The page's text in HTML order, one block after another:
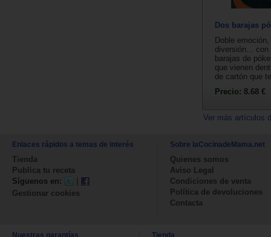
Dos barajas
Doble emoción,
diversión...
barajas de
que vienen
de cartón que
Precio: 8.68 €
Ver más artículos
Enlaces rápidos a temas de interés
Tienda
Publica tu receta
Síguenos en:
|
Gestionar cookies
Sobre laCocinadeMama.net
Quienes somos
Aviso Legal
Condiciones de venta
Política de devoluciones
Contacta
Nuestras garantías Tienda